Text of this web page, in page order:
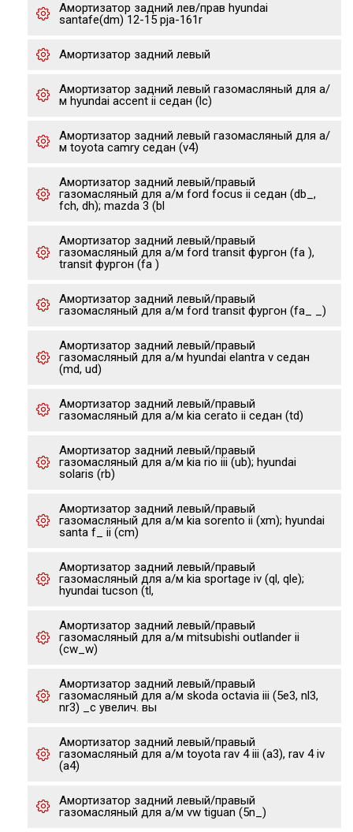
Амортизатор задний лев/прав hyundai
santafe(dm) 12-15 pja-161r
Амортизатор задний левый
Амортизатор задний левый газомасляный для а/
м hyundai accent ii седан (lc)
Амортизатор задний левый газомасляный для а/
м toyota camry седан (v4)
Амортизатор задний левый/правый
газомасляный для а/м ford focus ii седан (db_,
fch, dh); mazda 3 (bl
Амортизатор задний левый/правый
газомасляный для а/м ford transit фургон (fa ),
transit фургон (fa )
Амортизатор задний левый/правый
газомасляный для а/м ford transit фургон (fa_ _)
Амортизатор задний левый/правый
газомасляный для а/м hyundai elantra v седан
(md, ud)
Амортизатор задний левый/правый
газомасляный для а/м kia cerato ii седан (td)
Амортизатор задний левый/правый
газомасляный для а/м kia rio iii (ub); hyundai
solaris (rb)
Амортизатор задний левый/правый
газомасляный для а/м kia sorento ii (xm); hyundai
santa f_ ii (cm)
Амортизатор задний левый/правый
газомасляный для а/м kia sportage iv (ql, qle);
hyundai tucson (tl,
Амортизатор задний левый/правый
газомасляный для а/м mitsubishi outlander ii
(cw_w)
Амортизатор задний левый/правый
газомасляный для а/м skoda octavia iii (5e3, nl3,
nr3) _с увелич. вы
Амортизатор задний левый/правый
газомасляный для а/м toyota rav 4 iii (a3), rav 4 iv
(a4)
Амортизатор задний левый/правый
газомасляный для а/м vw tiguan (5n_)